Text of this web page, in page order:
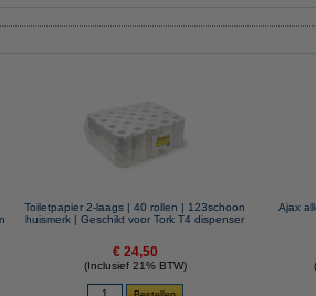
Toiletpapier 2-laags | 40 rollen | 123schoon
huismerk | Geschikt voor Tork T4 dispenser
€ 24,50
(Inclusief 21% BTW)
Ajax